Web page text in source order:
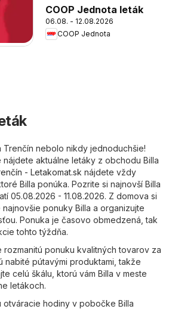
COOP Jednota leták
06.08. - 12.08.2026
COOP Jednota
nebolo nikdy jednoduchšie!
nájdete aktuálne letáky z obchodu Billa
- Letakomat.sk nájdete vždy
Billa ponúka. Pozrite si najnovší Billa
05.08.2026 - 11.08.2026. Z domova si
ponuky Billa a organizujte
Ponuka je časovo obmedzená, tak
tohto týždňa.
rozmanitú ponuku kvalitných tovarov za
nabité pútavými produktami, takže
celú škálu, ktorú vám Billa v meste
letákoch.
hodiny v pobočke Billa